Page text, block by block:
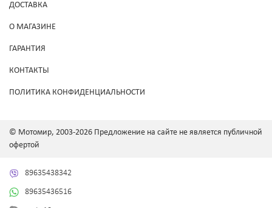
ДОСТАВКА
О МАГАЗИНЕ
ГАРАНТИЯ
КОНТАКТЫ
ПОЛИТИКА КОНФИДЕНЦИАЛЬНОСТИ
© Мотомир, 2003-2026 Предложение на сайте не является публичной
офертой
89635438342
89635436516